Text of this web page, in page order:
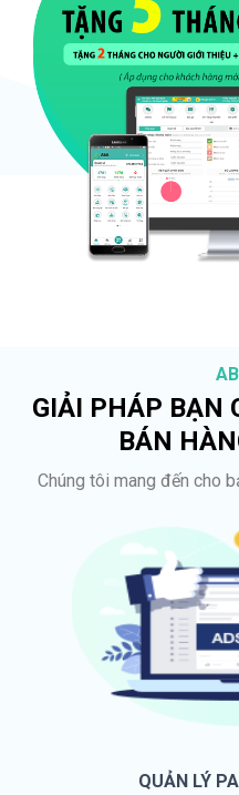
GIẢI PHÁP BẠN
BÁN
Chúng tôi mang đến cho
QUẢN LÝ